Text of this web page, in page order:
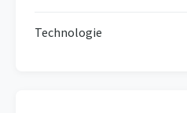
Technologie